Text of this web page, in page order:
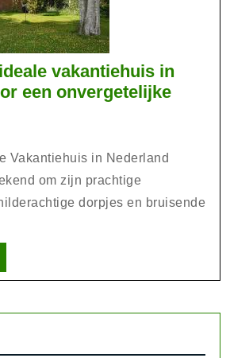
vakantiehuis in
een onvergetelijke
Vakantiehuis in Nederland
om zijn prachtige
dorpjes en bruisende